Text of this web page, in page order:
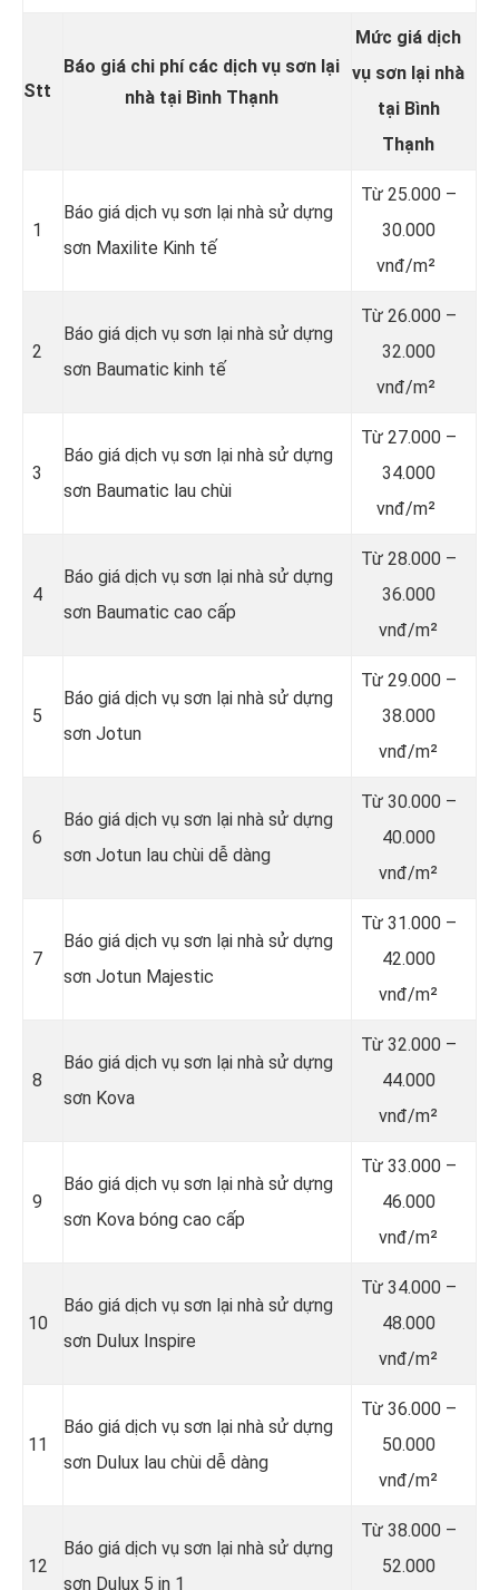
Stt
Báo giá chi phí các dịch vụ sơn lại
nhà tại Bình Thạnh
Mức giá dịch
vụ sơn lại nhà
tại Bình
Thạnh
1
Báo giá dịch vụ sơn lại nhà sử dựng
sơn Maxilite Kinh tế
Từ 25.000 –
30.000
vnđ/m²
2
Báo giá dịch vụ sơn lại nhà sử dựng
sơn Baumatic kinh tế
Từ 26.000 –
32.000
vnđ/m²
3
Báo giá dịch vụ sơn lại nhà sử dựng
sơn Baumatic lau chùi
Từ 27.000 –
34.000
vnđ/m²
4
Báo giá dịch vụ sơn lại nhà sử dựng
sơn Baumatic cao cấp
Từ 28.000 –
36.000
vnđ/m²
5
Báo giá dịch vụ sơn lại nhà sử dựng
sơn Jotun
Từ 29.000 –
38.000
vnđ/m²
6
Báo giá dịch vụ sơn lại nhà sử dựng
sơn Jotun lau chùi dễ dàng
Từ 30.000 –
40.000
vnđ/m²
7
Báo giá dịch vụ sơn lại nhà sử dựng
sơn Jotun Majestic
Từ 31.000 –
42.000
vnđ/m²
8
Báo giá dịch vụ sơn lại nhà sử dựng
sơn Kova
Từ 32.000 –
44.000
vnđ/m²
9
Báo giá dịch vụ sơn lại nhà sử dựng
sơn Kova bóng cao cấp
Từ 33.000 –
46.000
vnđ/m²
10
Báo giá dịch vụ sơn lại nhà sử dựng
sơn Dulux Inspire
Từ 34.000 –
48.000
vnđ/m²
11
Báo giá dịch vụ sơn lại nhà sử dựng
sơn Dulux lau chùi dễ dàng
Từ 36.000 –
50.000
vnđ/m²
12
Báo giá dịch vụ sơn lại nhà sử dựng
sơn Dulux 5 in 1
Từ 38.000 –
52.000